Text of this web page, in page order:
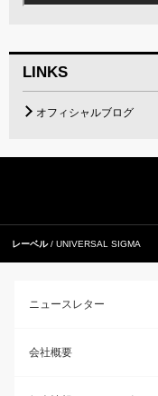
LINKS
オフィシャルブログ
レーベル UNIVERSAL SIGMA
ニュースレター
会社概要